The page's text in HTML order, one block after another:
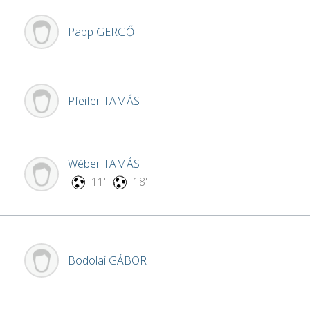
Papp GERGŐ
PfeiferTAMÁS
WéberTAMÁS
11'
18'
Bodolai GÁBOR